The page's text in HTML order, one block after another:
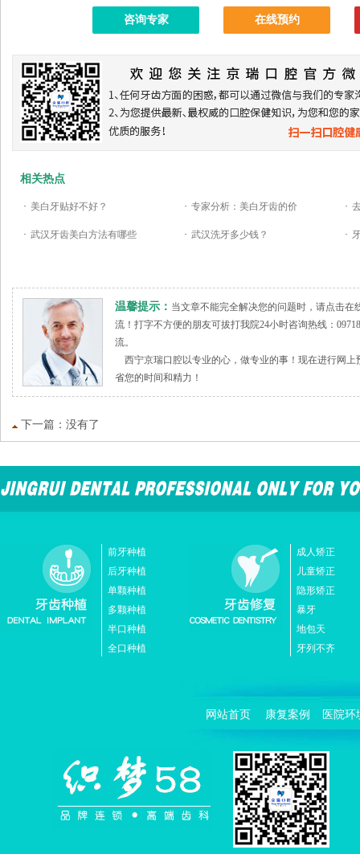
咨询专家 在线预约
相关热点
· 美白牙贴好不好？ · 专家分析：美白牙齿的价 ·
· 武汉牙齿美白方法有哪些 · 武汉洗牙多少钱？ ·
温馨提示： 当文章不能完全解决您的问题时，请点击
流！打字不方便的朋友可拔打我院24小时咨询热线：
流。
西宁京瑞口腔以专业的心，做专业的事！现在进行网上
省您的时间和精力！
下一篇：没有了
前牙种植
后牙种植
单颗种植
多颗种植
半口种植
全口种植
成人矫正
儿童矫正
隐形矫正
暴牙
地包天
牙列不齐
网站首页 康复案例 医院环